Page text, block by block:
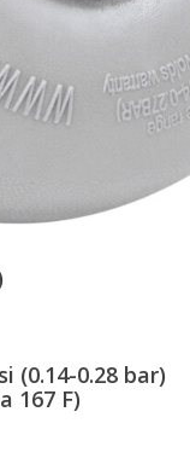
(0.14-0.28 bar)
167 F)